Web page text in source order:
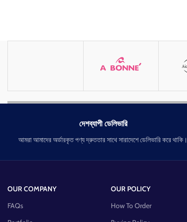
দেশব্যাপী ডেলিভারি
আমরা আমাদের অর্ডারকৃত পণ্য দ্রুততার সাথে সারাদেশে ডেলিভারি করে থাকি।
OUR COMPANY
FAQs
OUR POLICY
How To Order